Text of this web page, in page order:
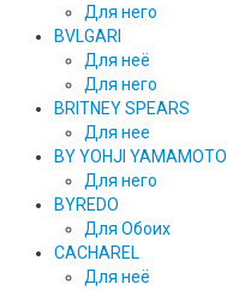
Для него
BVLGARI
Для неё
Для него
BRITNEY SPEARS
Для нее
BY YOHJI YAMAMOTO
Для него
BYREDO
Для Обоих
CACHAREL
Для неё